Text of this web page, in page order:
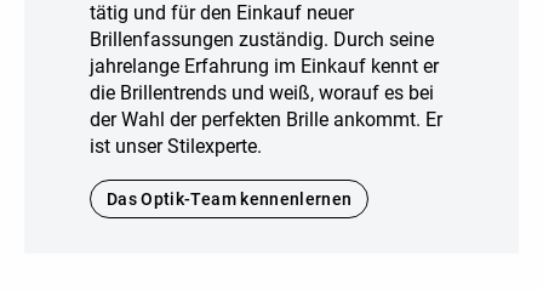
tätig und für den Einkauf neuer
Brillenfassungen zuständig. Durch seine
jahrelange Erfahrung im Einkauf kennt er
die Brillentrends und weiß, worauf es bei
der Wahl der perfekten Brille ankommt. Er
ist unser Stilexperte.
Das Optik-Team kennenlernen